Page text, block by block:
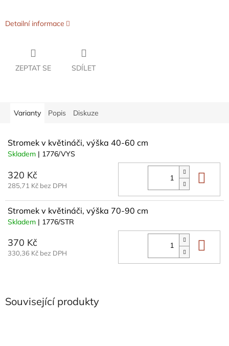
Detailní informace
ZEPTAT SE SDÍLET
Související produkty
Varianty Popis Diskuze
Stromek v květináči, výška 40-60 cm
Skladem | 1776/VYS
320 Kč
285,71 Kč bez DPH
Stromek v květináči, výška 70-90 cm
Skladem | 1776/STR
370 Kč
330,36 Kč bez DPH